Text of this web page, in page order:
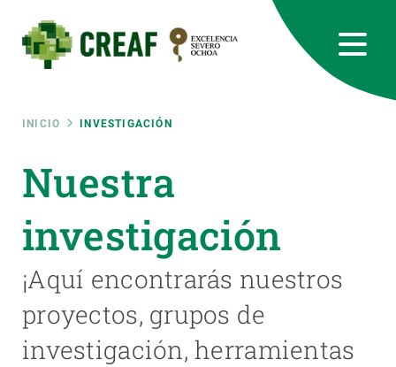
contenido
principal
Ruta
de
navegación
INICIO INVESTIGACIÓN
Nuestra
investigación
¡Aquí encontrarás nuestros
proyectos, grupos de
investigación, herramientas
RRSS
Featured
responsive
INTRANET
Responsive
menu
SOBRE NOSOTROS
INVESTIGACIÓN
CIENCIA EN ACCIÓN